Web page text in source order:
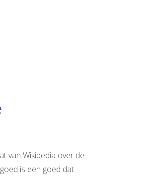
van Wikipedia over de
is een goed dat